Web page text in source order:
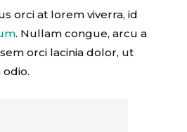
orci at lorem viverra, id
. Nullam congue, arcu a
orci lacinia dolor, ut